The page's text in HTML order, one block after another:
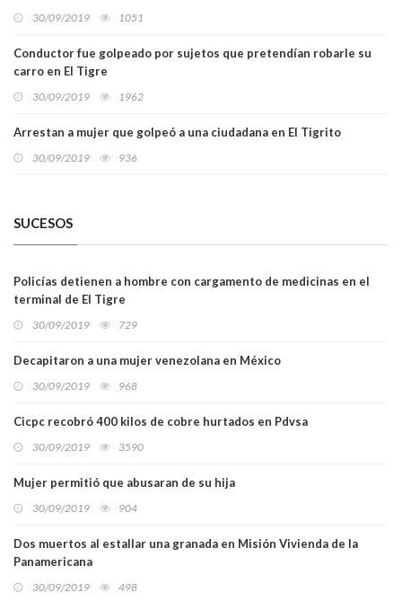
30/09/2019 1051
Conductor fue golpeado por sujetos que pretendían robarle su
carro en El Tigre
30/09/2019 1962
Arrestan a mujer que golpeó a una ciudadana en El Tigrito
30/09/2019 936
SUCESOS
Policías detienen a hombre con cargamento de medicinas en el
terminal de El Tigre
30/09/2019 729
Decapitaron a una mujer venezolana en México
30/09/2019 968
Cicpc recobró 400 kilos de cobre hurtados en Pdvsa
30/09/2019 3590
Mujer permitió que abusaran de su hija
30/09/2019 904
Dos muertos al estallar una granada en Misión Vivienda de la
Panamericana
30/09/2019 498